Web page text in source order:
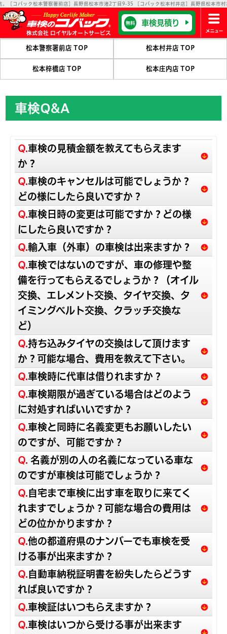
ック松本警察署前店］長野県松本市渚2丁目9-35 ［コバック松本村井店］長野県松本市村
株式会社 ロイヤルオートサービス
無料 車検見積り
松本警察署前店 TOP 松本村井店 TOP
松本梓橋店 TOP 松本庄内店 TOP
車検Q&A
Q.車検の見積金額を教えてもらえます
か？
Q.車検のキャンセルは可能でしょうか？
どの様にしたら良いですか？
Q.車検日時の変更は可能ですか？どの様
にしたら良いですか？
Q.輸入車（外車）の車検は出来ますか？
Q.車検ではないのですが、車の修理や整
備を行ってもらえるでしょうか？（オイル
交換、エレメント交換、タイヤ交換、タ
イミングベルト交換、クラッチ交換な
ど）
Q.持ち込みタイヤの交換はして頂けます
か？可能な場合、費用を教えて下さい。
Q.車検時に代車は借りれますか？
Q.車検期限が過ぎている場合はどのよう
に対処すればいいですか？
Q.車検と同時に名義変更もお願いしたい
のですが、可能ですか？
Q. 名義が別の人の名義になっている車な
のですが車検は可能でしょうか？
Q.自宅まで車検に出す車を取りに来てく
れますでしょうか？可能な場合の費用は
どの位かかりますか？
Q.他の都道府県のナンバーでも車検を受
ける事が出来ますか？
Q.自動車納税証明書を紛失したらどうす
れば良いですか？
Q.車検証はいつもらえますか？
Q.車検はいつから受ける事が出来ます